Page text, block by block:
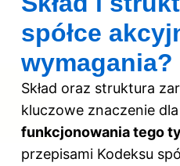
spółce
wymagania?
Skład oraz struktura
kluczowe znaczenie dla
funkcjonowania tego
przepisami Kodeksu